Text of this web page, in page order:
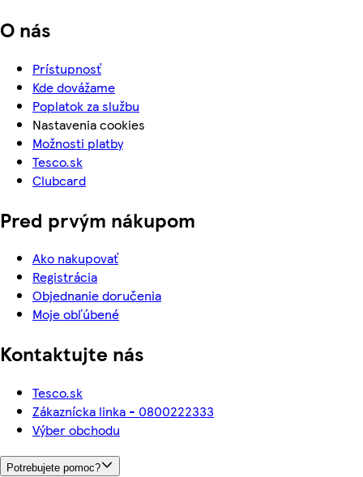
O nás
Prístupnosť
Kde dovážame
Poplatok za službu
Nastavenia cookies
Možnosti platby
Tesco.sk
Clubcard
Pred prvým nákupom
Ako nakupovať
Registrácia
Objednanie doručenia
Moje obľúbené
Kontaktujte nás
Tesco.sk
Zákaznícka linka - 0800222333
Výber obchodu
Potrebujete pomoc?